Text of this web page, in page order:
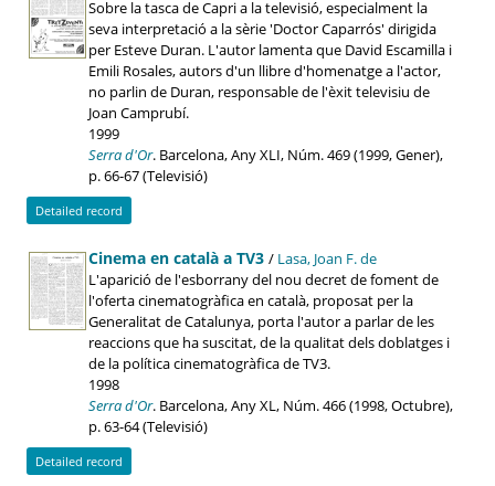
Sobre la tasca de Capri a la televisió, especialment la
seva interpretació a la sèrie 'Doctor Caparrós' dirigida
per Esteve Duran. L'autor lamenta que David Escamilla i
Emili Rosales, autors d'un llibre d'homenatge a l'actor,
no parlin de Duran, responsable de l'èxit televisiu de
Joan Camprubí.
1999
Serra d'Or. Barcelona, Any XLI, Núm. 469 (1999, Gener),
p. 66-67 (Televisió)
Detailed record
Cinema en català a TV3 / Lasa, Joan F. de
L'aparició de l'esborrany del nou decret de foment de
l'oferta cinematogràfica en català, proposat per la
Generalitat de Catalunya, porta l'autor a parlar de les
reaccions que ha suscitat, de la qualitat dels doblatges i
de la política cinematogràfica de TV3.
1998
Serra d'Or. Barcelona, Any XL, Núm. 466 (1998, Octubre),
p. 63-64 (Televisió)
Detailed record